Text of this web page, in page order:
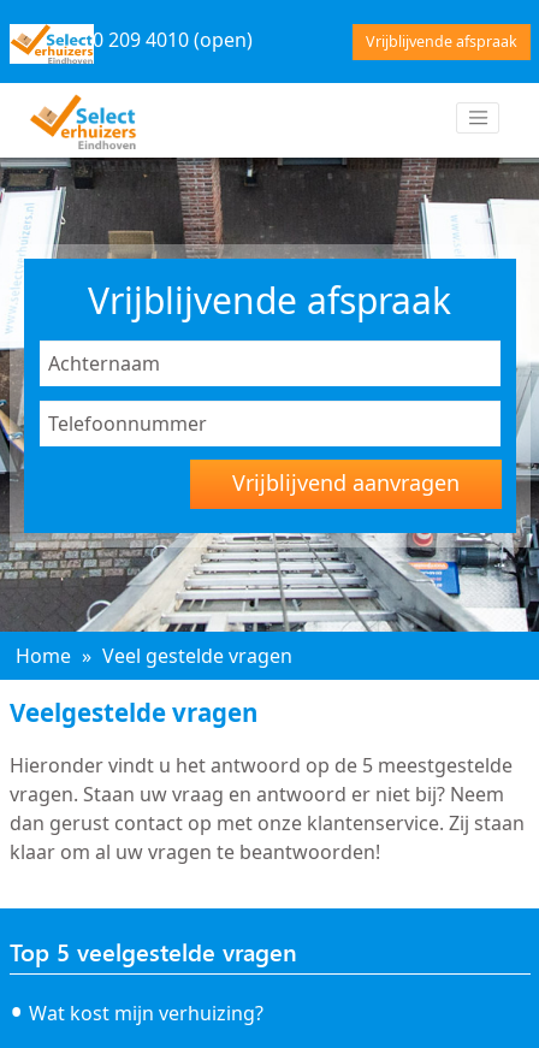
040 209 4010 (open) Vrijblijvende afspraak
Vrijblijvende afspraak
Vrijblijvend aanvragen
Home » Veel gestelde vragen
Veelgestelde vragen
Hieronder vindt u het antwoord op de 5 meestgestelde
vragen. Staan uw vraag en antwoord er niet bij? Neem
dan gerust contact op met onze klantenservice. Zij staan
klaar om al uw vragen te beantwoorden!
Top 5 veelgestelde vragen
Wat kost mijn verhuizing?